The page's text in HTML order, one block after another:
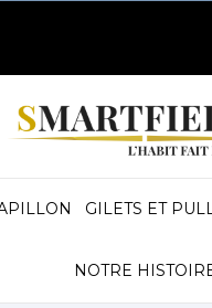
GILETS ET
NOTRE